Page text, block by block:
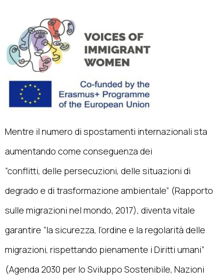
Mentre il numero di spostamenti internazionali sta
aumentando come conseguenza dei
“conflitti, delle persecuzioni, delle situazioni di
degrado e di trasformazione ambientale” (Rapporto
sulle migrazioni nel mondo, 2017), diventa vitale
garantire “la sicurezza, l’ordine e la regolarità delle
migrazioni, rispettando pienamente i Diritti umani”
(Agenda 2030 per lo Sviluppo Sostenibile, Nazioni